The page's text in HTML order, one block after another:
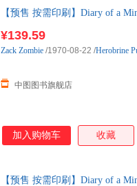
【预售 按需印刷】Diary of a
¥139.59
中图图书旗舰店
Zack Zombie /1970-08-22 /Herobrine
加入购物车 收藏
【预售 按需印刷】Diary of a